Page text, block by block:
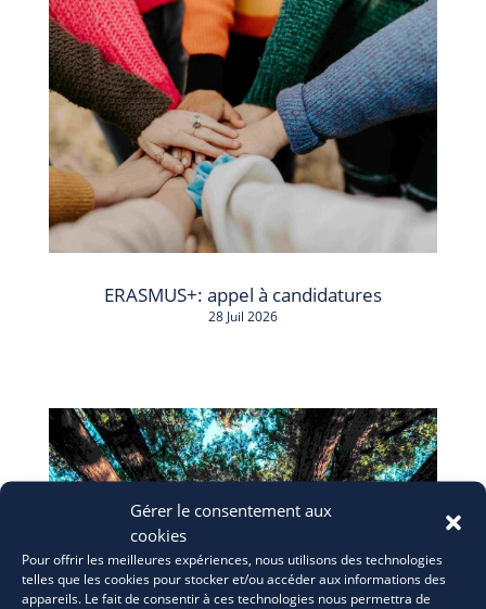
Gérer le consentement aux
cookies
Pour offrir les meilleures expériences, nous utilisons des technologies
telles que les cookies pour stocker et/ou accéder aux informations des
appareils. Le fait de consentir à ces technologies nous permettra de
ERASMUS+: appel à candidatures
28 Juil 2026